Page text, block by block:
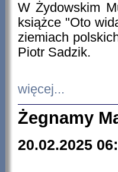
W Żydowskim
książce "Oto
ziemiach
Piotr Sadzik.
więcej...
Żegnamy
20.02.2025